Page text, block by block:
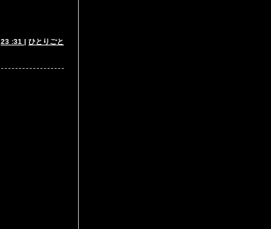
23 :31 | ひとりごと